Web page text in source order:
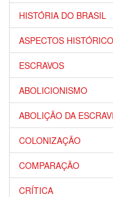
HISTÓRIA DO BRASIL
ASPECTOS
ESCRAVOS
ABOLICIONISMO
ABOLIÇÃO DA
COLONIZAÇÃO
COMPARAÇÃO
CRÍTICA